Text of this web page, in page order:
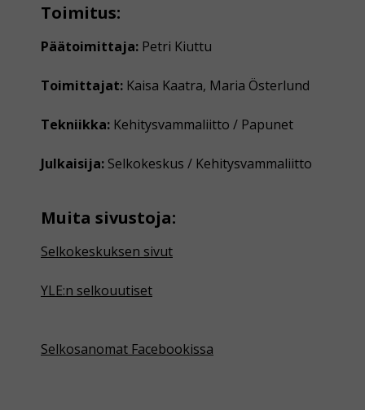
Toimitus:
Päätoimittaja: Petri Kiuttu
Toimittajat: Kaisa Kaatra, Maria Österlund
Tekniikka: Kehitysvammaliitto / Papunet
Julkaisija: Selkokeskus / Kehitysvammaliitto
Muita sivustoja:
Selkokeskuksen sivut
YLE:n selkouutiset
Selkosanomat Facebookissa